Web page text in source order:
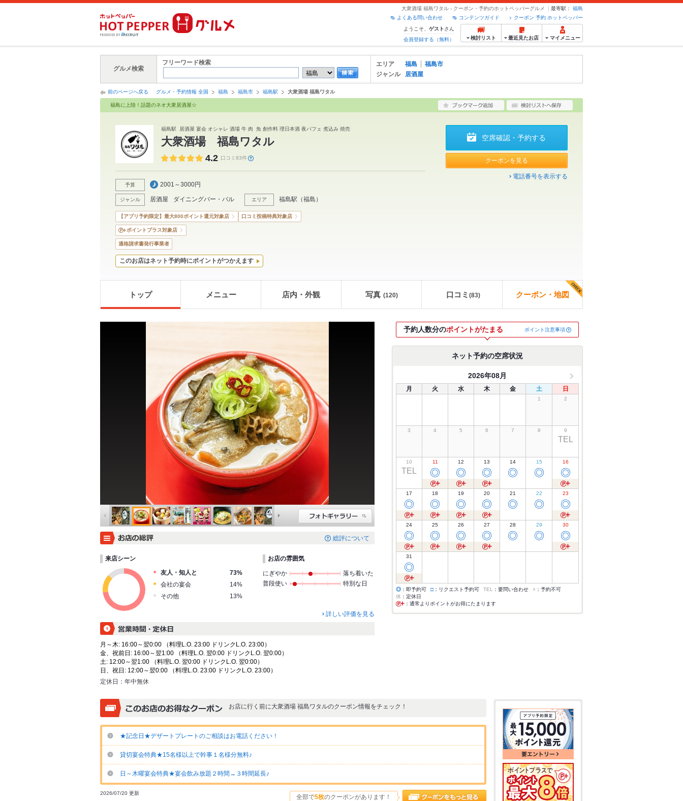
大衆酒場 福島ワタル - クーポン・予約のホットペッパーグルメ 最寄駅：
福島
クーポン 予約 ホットペッパー
コンテンツガイド
よくある問い合わせ
ようこそ、 ゲスト さん
会員登録する（無料）
検討リスト 最近見たお店 マイメニュー
グルメ検索
フリーワード検索 エリア 福島
福島市
ジャンル
居酒屋
前のページへ戻る グルメ・予約情報 全国 福島 福島市 福島駅 大衆酒場 福島ワタル
福島に上陸！話題のネオ大衆居酒屋☆
福島駅 居酒屋 宴会 オシャレ 酒場 牛 肉 魚 創作料 理日本酒 夜パフェ 煮込み 焼売
大衆酒場 福島ワタル
4.2 口コミ83件
予算 2001～3000円
ジャンル 居酒屋 ダイニングバー・バル エリア 福島駅 （福島 ）
空席確認・予約する
クーポンを見る
電話番号を表示する
【アプリ予約限定】最大800ポイント還元対象店 口コミ投稿特典対象店
ポイントプラス対象店
適格請求書発行事業者
このお店はネット予約時にポイントがつかえます
トップ メニュー 店内・外観 写真 (120) 口コミ (83) クーポン・地図
総評について
来店シーン
友人・知人と
73%
会社の宴会
14%
その他
13%
お店の雰囲気
にぎやか
落ち着いた
普段使い
特別な日
詳しい評価を見る
月～木: 16:00～翌0:00 （料理L.O. 23:00 ドリンクL.O. 23:00）
金、祝前日: 16:00～翌1:00 （料理L.O. 翌0:00 ドリンクL.O. 翌0:00）
土: 12:00～翌1:00 （料理L.O. 翌0:00 ドリンクL.O. 翌0:00）
日、祝日: 12:00～翌0:00 （料理L.O. 23:00 ドリンクL.O. 23:00）
定休日： 年中無休
予約人数分のポイントがたまる ポイント注意事項
ネット予約の空席状況
2026年08月
月 火 水 木 金 土 日
1 2
3 4 5 6 7 8 9
TEL
10
TEL
11
◎
12
◎
13
◎
14
◎
15
◎
16
◎
17
◎
18
◎
19
◎
20
◎
21
◎
22
◎
23
◎
24
◎
25
◎
26
◎
27
◎
28
◎
29
◎
30
◎
31
◎
◎ ：即予約可 □ ：リクエスト予約可 TEL ：要問い合わせ × ：予約不可
休 ：定休日
：通常よりポイントがお得にたまります
お店に行く前に大衆酒場 福島ワタルのクーポン情報をチェック！
★記念日★デザートプレートのご相談はお電話ください！
貸切宴会特典★15名様以上で幹事１名様分無料♪
日～木曜宴会特典★宴会飲み放題２時間→３時間延長♪
全部で5枚のクーポンがあります！
2026/07/20 更新